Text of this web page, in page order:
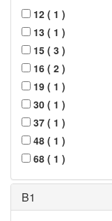
12 ( 1 )
13 ( 1 )
15 ( 3 )
16 ( 2 )
19 ( 1 )
30 ( 1 )
37 ( 1 )
48 ( 1 )
68 ( 1 )
B1